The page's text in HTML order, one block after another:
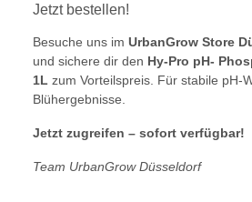
Jetzt bestellen!
Besuche uns im UrbanGrow Store
und sichere dir den Hy-Pro pH-
1L zum Vorteilspreis. Für stabile pH-
Blühergebnisse.
Jetzt zugreifen – sofort verfügbar!
Team UrbanGrow Düsseldorf